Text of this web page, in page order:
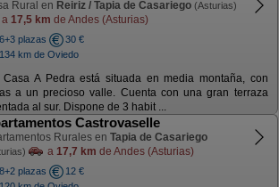
Rural en Reiriz / Tapia de Casariego (Asturias)
a 17,5 km de Andes (Asturias)
6+3 plazas
30 €
134 km de Oviedo
Casa A Pedra está situada en media montaña, con
a un precioso valle. Cuenta con una gran terraza
al sur. Dispone de 3 habit ...
Castrovaselle
Rurales en Tapia de Casariego
a 17,7 km de Andes (Asturias)
8+2 plazas
12 €